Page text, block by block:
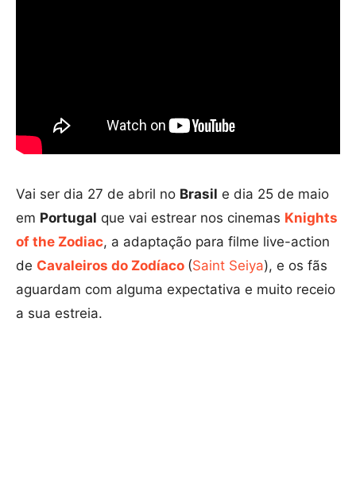
Vai ser dia 27 de abril no Brasil e dia 25 de maio
em Portugal que vai estrear nos cinemas Knights
of the Zodiac, a adaptação para filme live-action
de Cavaleiros do Zodíaco (Saint Seiya), e os fãs
aguardam com alguma expectativa e muito receio
a sua estreia.